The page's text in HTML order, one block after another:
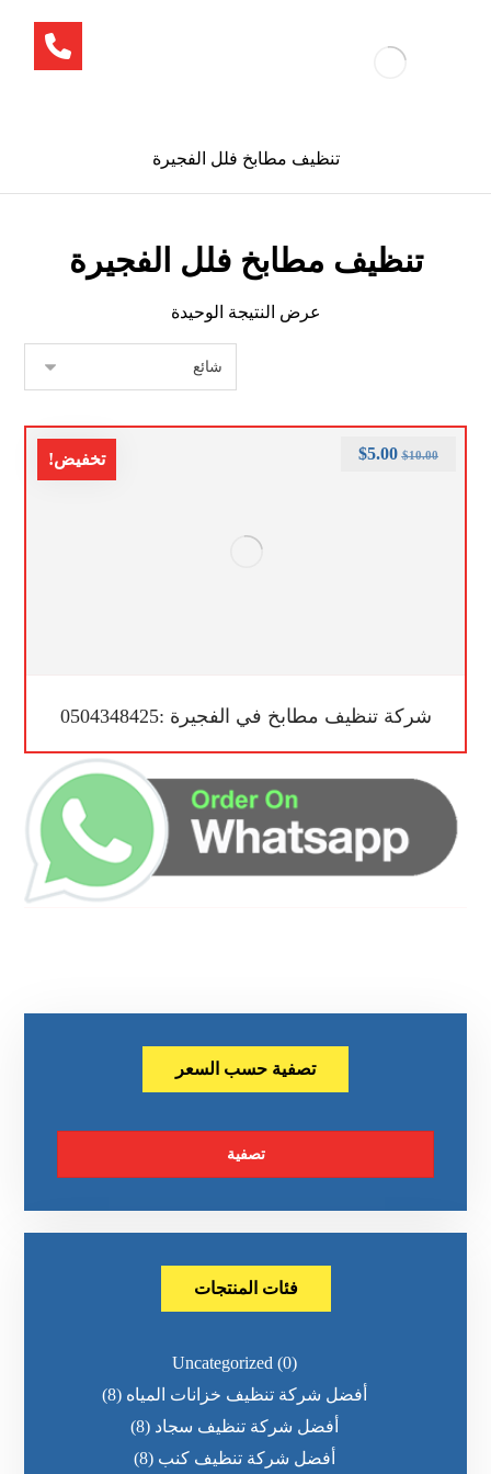
تنظيف مطابخ فلل الفجيرة
تنظيف مطابخ فلل الفجيرة
عرض النتيجة الوحيدة
تخفيض!
شركة تنظيف مطابخ في الفجيرة :0504348425
$10.00
$5.00
تصفية حسب السعر
تصفية
فئات المنتجات
Uncategorized (0)
أفضل شركة تنظيف خزانات المياه (8)
أفضل شركة تنظيف سجاد (8)
أفضل شركة تنظيف كنب (8)